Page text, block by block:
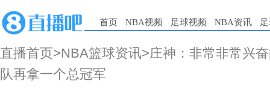
首页 NBA视频 足球视频 NBA资讯
直播首页>NBA篮球资讯>庄神：非常非常兴
队再拿一个总冠军